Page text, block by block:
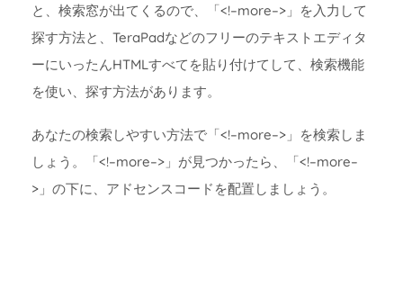
と、検索窓が出てくるので、「<!–more–>」を入力して
探す方法と、TeraPadなどのフリーのテキストエディタ
ーにいったんHTMLすべてを貼り付けてして、検索機能
を使い、探す方法があります。
あなたの検索しやすい方法で「<!–more–>」を検索しま
しょう。「<!–more–>」が見つかったら、「<!–more–
>」の下に、アドセンスコードを配置しましょう。